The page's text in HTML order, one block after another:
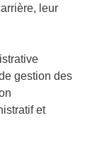
leur
gestion des
et